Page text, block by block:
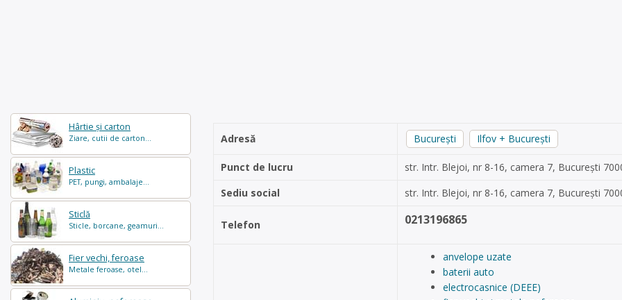
Hârtie și carton
Ziare, cutii de carton...
Plastic
PET, pungi, ambalaje...
Sticlă
Sticle, borcane, geamuri...
Fier vechi, feroase
Metale feroase, otel...
Adresă București Ilfov + București
Punct de lucru
str. Intr. Blejoi, nr 8-16, camera 7, București
Sediu social
str. Intr. Blejoi, nr 8-16, camera 7, București
Telefon 0213196865
anvelope uzate
baterii auto
electrocasnice (DEEE)